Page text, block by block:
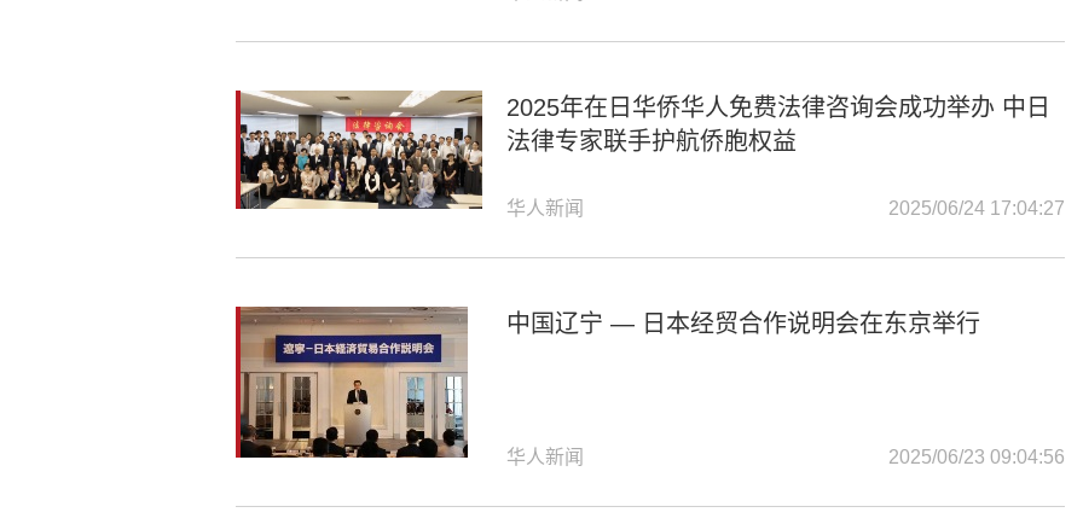
2025年在日华侨华人免费法律咨询会成功举办 中日
法律专家联手护航侨胞权益
华人新闻 2025/06/24 17:04:27
中国辽宁 — 日本经贸合作说明会在东京举行
华人新闻 2025/06/23 09:04:56